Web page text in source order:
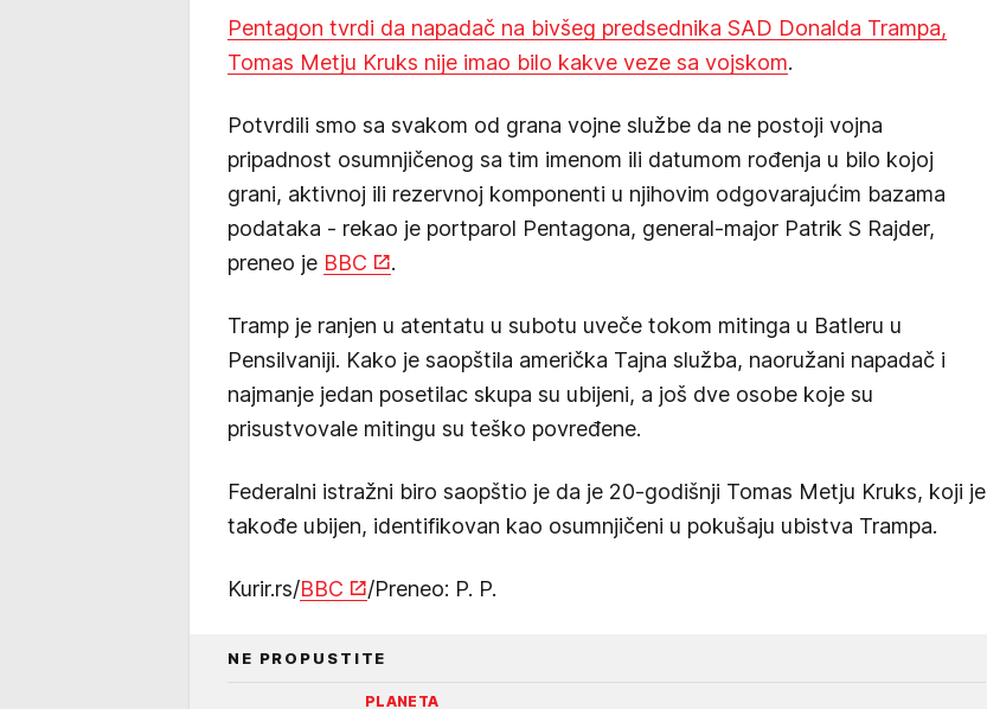
Pentagon tvrdi da napadač na bivšeg predsednika SAD Donalda Trampa,
Tomas Metju Kruks nije imao bilo kakve veze sa vojskom.
Potvrdili smo sa svakom od grana vojne službe da ne postoji vojna
pripadnost osumnjičenog sa tim imenom ili datumom rođenja u bilo kojoj
grani, aktivnoj ili rezervnoj komponenti u njihovim odgovarajućim bazama
podataka - rekao je portparol Pentagona, general-major Patrik S Rajder,
preneo je BBC .
Tramp je ranjen u atentatu u subotu uveče tokom mitinga u Batleru u
Pensilvaniji. Kako je saopštila američka Tajna služba, naoružani napadač i
najmanje jedan posetilac skupa su ubijeni, a još dve osobe koje su
prisustvovale mitingu su teško povređene.
Federalni istražni biro saopštio je da je 20-godišnji Tomas Metju Kruks, koji je
takođe ubijen, identifikovan kao osumnjičeni u pokušaju ubistva Trampa.
Kurir.rs/BBC /Preneo: P. P.
NE PROPUSTITE
PLANETA